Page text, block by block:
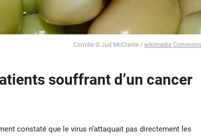
Cornille © Jud McCranie / wikimedia Commons
souffrant d’un cancer
constaté que le virus n’attaquait pas directement les